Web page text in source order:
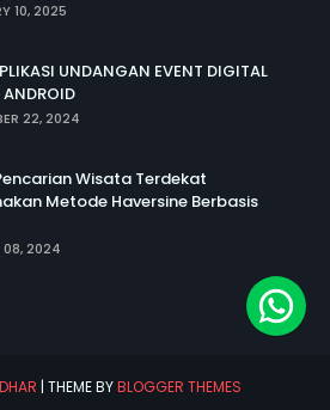
10, 2025
UNDANGAN EVENT DIGITAL
ANDROID
22, 2024
Wisata Terdekat
Metode Haversine Berbasis
08, 2024
| THEME BYBLOGGER THEMES